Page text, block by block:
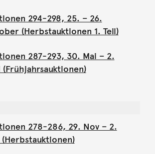
294-298, 25. – 26.
(Herbstauktionen 1. Teil)
287-293, 30. Mai – 2.
(Frühjahrsauktionen)
278-286, 29. Nov – 2.
(Herbstauktionen)